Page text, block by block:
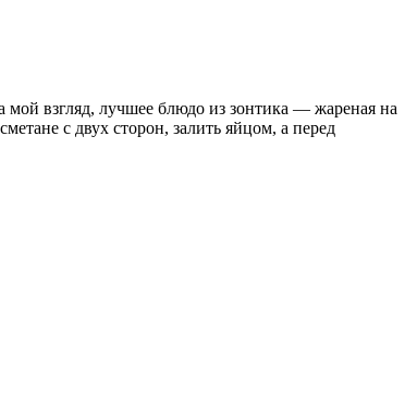
взгляд, лучшее блюдо из зонтика — жареная на
с двух сторон, залить яйцом, а перед